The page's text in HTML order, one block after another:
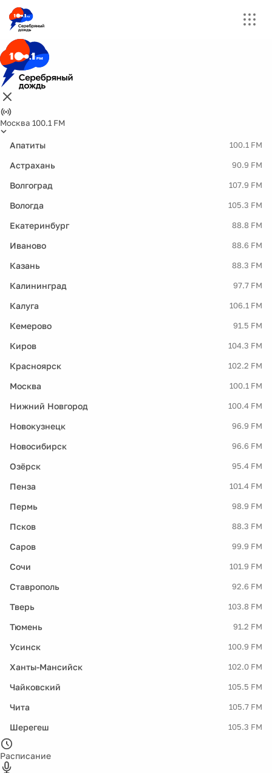
Москва 100.1 FM
Апатиты 100.1 FM
Астрахань 90.9 FM
Волгоград 107.9 FM
Вологда 105.3 FM
Екатеринбург 88.8 FM
Иваново 88.6 FM
Казань 88.3 FM
Калининград 97.7 FM
Калуга 106.1 FM
Кемерово 91.5 FM
Киров 104.3 FM
Красноярск 102.2 FM
Москва 100.1 FM
Нижний Новгород 100.4 FM
Новокузнецк 96.9 FM
Новосибирск 96.6 FM
Озёрск 95.4 FM
Пенза 101.4 FM
Пермь 98.9 FM
Псков 88.3 FM
Саров 99.9 FM
Сочи 101.9 FM
Ставрополь 92.6 FM
Тверь 103.8 FM
Тюмень 91.2 FM
Усинск 100.9 FM
Ханты-Мансийск 102.0 FM
Чайковский 105.5 FM
Чита 105.7 FM
Шерегеш 105.3 FM
Расписание